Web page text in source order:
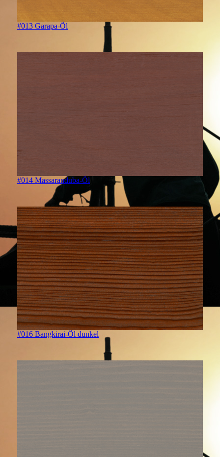
#013 Garapa-Öl
#014 Massaranduba-Öl
#016 Bangkirai-Öl dunkel